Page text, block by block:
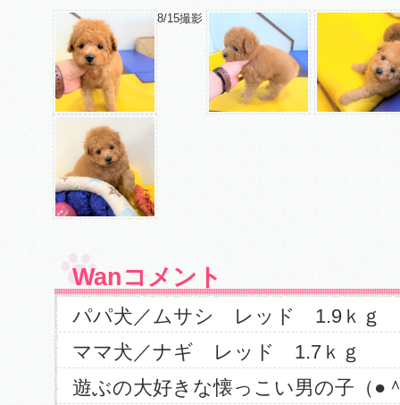
8/15撮影
Wanコメント
パパ犬／ムサシ レッド 1.9ｋｇ
ママ犬／ナギ レッド 1.7ｋｇ
遊ぶの大好きな懐っこい男の子（●